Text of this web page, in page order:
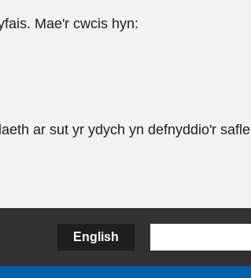
Mae'r cwcis hyn:
ar sut yr ydych yn defnyddio'r safle
English